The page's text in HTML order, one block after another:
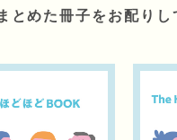
とめた冊子をお配りし